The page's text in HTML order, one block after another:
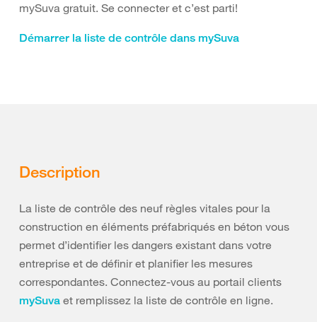
mySuva gratuit. Se connecter et c’est parti!
Démarrer la liste de contrôle dans mySuva
Description
La liste de contrôle des neuf règles vitales pour la
construction en éléments préfabriqués en béton vous
permet d’identifier les dangers existant dans votre
entreprise et de définir et planifier les mesures
correspondantes. Connectez-vous au portail clients
mySuva et remplissez la liste de contrôle en ligne.